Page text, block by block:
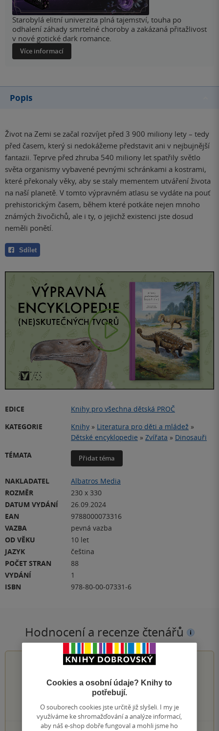
Starobylá elitní univerzita plná tajemství, touha po
odhalení záhady smrtelné choroby a zakázaná přitažlivost
v nové gotické dark romance.
Více informací
Popis
Život na Zemi se začal rozvíjet před 3 900 miliony lety – tedy
před časem, který si nedokážeme představit ani v nejbujnější
fantazii. Teprve před zhruba 540 miliony let spatřily světlo
světa organismy vybavené pevnými schránkami a kostrami,
které překonaly věky, aby se staly mementem utváření života
na naší planetě. V tomto výpravném atlasu se vydáte na pouť
prehistorickým časem, během které potkáte nejen mnoho
známých živočichů, ale i ty, o jejichž existenci jste dosud
neměli ponětí.
Sdílet
Play
Video
EDICE
Knihy pro všechna dětská PROČ
KATEGORIE
Knihy » Literatura pro děti a mládež »
Dětské encyklopedie » Zvířata » Dinosauři
TÉMATA
Přidat téma
NAKLADATEL
Albatros Media
ROZMĚR
230 x 330
DATUM VYDÁNÍ
26.09.2024
EAN
9788000073316
VAZBA
pevná vazba
OD VĚKU
10 let
JAZYK
čeština
POČET STRAN
88
VYDÁNÍ
1
ISBN
978-80-00-07331-6
Hodnocení a recenze čtenářů
0.0z5
0hodnocení čtenářů
Cookies a osobní údaje? Knihy to
potřebují.
O souborech cookies jste určitě již slyšeli. I my je
využíváme ke shromažďování a analýze informací,
aby náš e-shop dobře fungoval a mohli jsme ho